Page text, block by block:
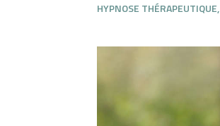
HYPNOSE THÉRAPEUTIQUE,